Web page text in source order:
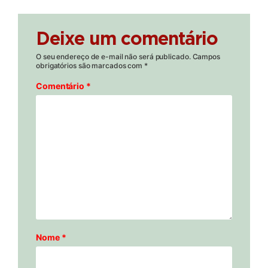
Deixe um comentário
O seu endereço de e-mail não será publicado. Campos
obrigatórios são marcados com *
Comentário *
Nome *